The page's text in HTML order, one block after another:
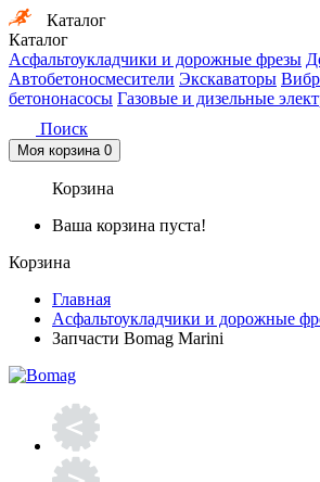
Каталог
Каталог
Асфальтоукладчики и дорожные фрезы
Автобетоносмесители Экскаваторы
бетононасосы Газовые и дизельные
Поиск
Моя корзина 0
Корзина
Ваша корзина пуста!
Корзина
Главная
Асфальтоукладчики и дорожные
Запчасти Bomag Marini